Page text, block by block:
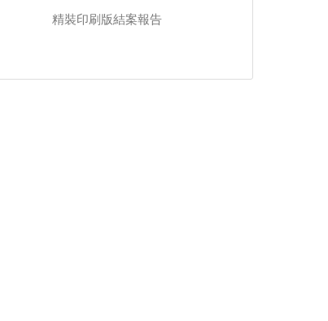
精裝印刷版結案報告